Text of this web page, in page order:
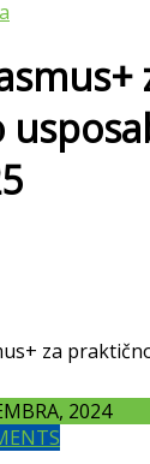
za
2024